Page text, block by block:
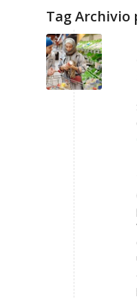
Tag Archivio